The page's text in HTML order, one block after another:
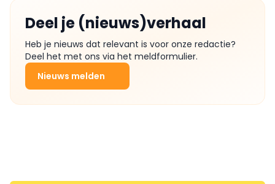
Deel je (nieuws)verhaal
Heb je nieuws dat relevant is voor onze redactie?
Deel het met ons via het meldformulier.
Nieuws melden